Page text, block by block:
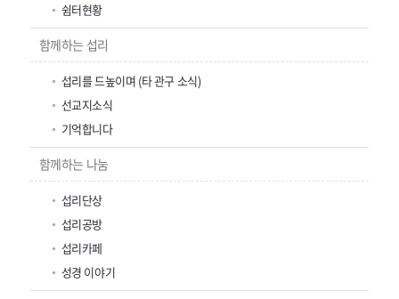
쉼터현황
함께하는 섭리
섭리를 드높이며 (타 관구 소식)
선교지소식
기억합니다
함께하는 나눔
섭리단상
섭리공방
섭리카페
성경 이야기